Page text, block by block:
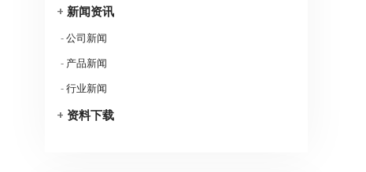
+ 新闻资讯
-公司新闻
- 产品新闻
-行业新闻
+ 资料下载